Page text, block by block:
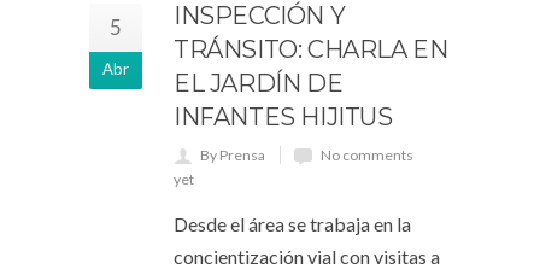
5
Abr
INSPECCIÓN Y
TRÁNSITO: CHARLA EN
EL JARDÍN DE
INFANTES HIJITUS
By Prensa
No comments
yet
Desde el área se trabaja en la
concientización vial con visitas a